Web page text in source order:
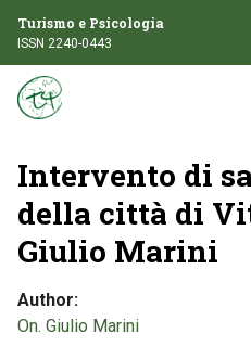
Turismo e Psicologia
ISSN 2240-0443
Intervento di
della città di
Giulio Marini
Author
On. Giulio Marini